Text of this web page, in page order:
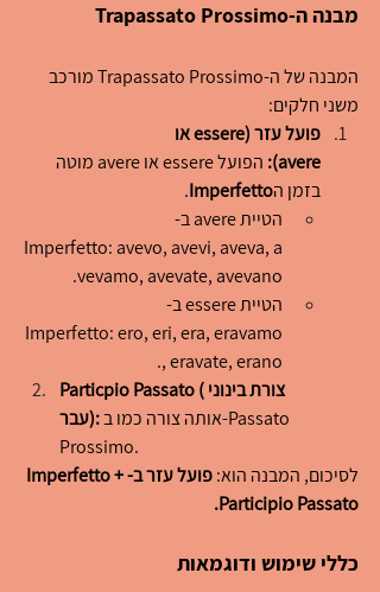
מבנה ה-Trapassato Prossimo
המבנה של ה-Trapassato Prossimo מורכב
משני חלקים:
פועל עזר (essere או
avere):
הפועל essere או avere מוטה
בזמן הImperfetto
.
הטיית avere ב-
Imperfetto: avevo, avevi, aveva, a
vevamo, avevate, avevano.
הטיית essere ב-
Imperfetto: ero, eri, era, eravamo
, eravate, erano.
Particpio Passato (צורת בינוני
עבר):
Prossimo.
לסיכום, המבנה הוא:
פועל עזר ב-Imperfetto +
Participio Passato.
כללי שימוש ודוגמאות